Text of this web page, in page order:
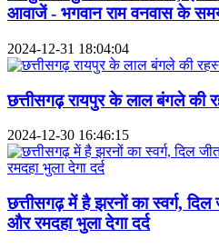
आवाजें - भगवान राम वनवास के
2024-12-31 18:04:04
छत्तीसगढ़ रायपुर के लाल बंगले की
2024-12-30 16:46:15
छत्तीसगढ़ में है झरनों का स्वर्ग, दिल
और रमदहा भुला देगा दर्द